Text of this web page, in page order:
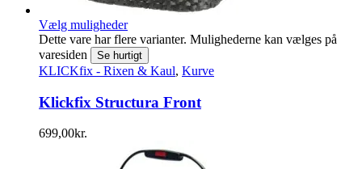
Vælg muligheder
Dette vare har flere varianter. Mulighederne kan vælges på
varesiden
Se hurtigt
KLICKfix - Rixen & Kaul, Kurve
Klickfix Structura Front
699,00kr.